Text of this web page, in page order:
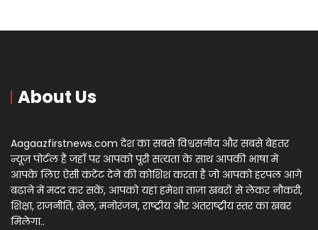
About Us
Aagaazfirstnews.com देश का सबसे विश्वसनीय और सबसे बेहतर
न्यूज़ पोर्टल है जहाँ पर आपको पूरी सत्यता के साथ आपकी भाषा में
आपके लिए ऐसी कंटेंट देने की कोशिश करता है जो आपको हरपल आगे
बढ़ाने में मदद कर सकें, आपको यहां हमेशा ताज़ा खबरों से लेकर नौकरी,
शिक्षा, राजनीति, खेल, मनोरंजन, राष्ट्रीय और अंतराष्ट्रीय स्तर का खबर
मिलेगा..